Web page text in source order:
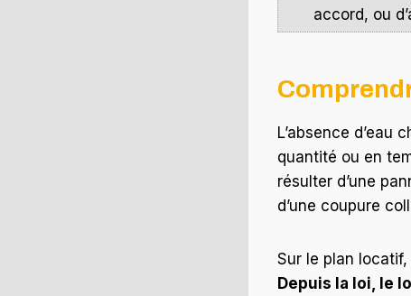
accord, ou
L’absence d’eau
quantité ou en
résulter d’une
d’une coupure
Sur le plan
Depuis la loi, le